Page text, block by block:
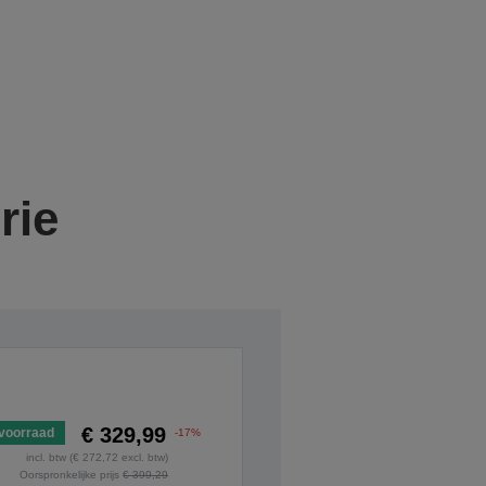
€ 329,99 -17%
incl. btw (€ 272,72 excl. btw)
Oorspronkelijke prijs€ 399,29